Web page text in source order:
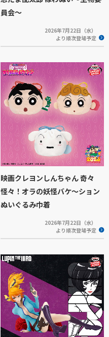
員会～
2026年7月22日（水）
より順次登場予定
映画クレヨンしんちゃん 奇々
怪々！オラの妖怪バケ～ション
ぬいぐるみ巾着
2026年7月22日（水）
より順次登場予定